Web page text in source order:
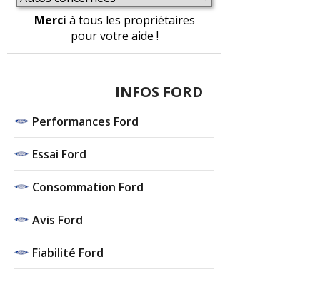
Merci à tous les propriétaires
pour votre aide !
INFOS FORD
Performances Ford
Essai Ford
Consommation Ford
Avis Ford
Fiabilité Ford